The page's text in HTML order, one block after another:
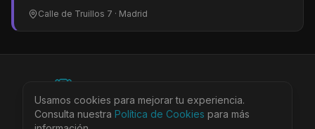
Pista de baile y amplias zonas de cruising y juego. El
ambiente arranca pasadas las 02:00.
Calle de Truillos 7 · Madrid
©
Ciudades LocalesAgenda TiendaMás
Aviso LegalPrivacidad CookiesTérminos
Usamos cookies para mejorar tu experiencia.
Consulta nuestra Política de Cookies para más